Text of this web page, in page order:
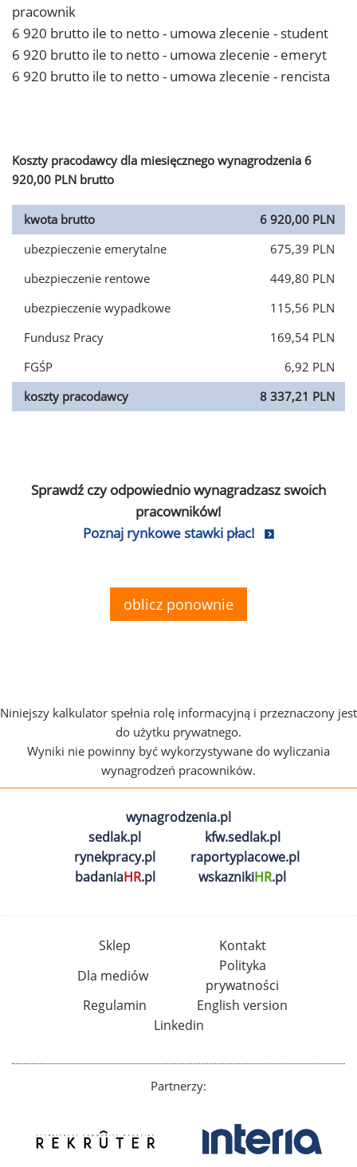
pracownik
6 920 brutto ile to netto - umowa zlecenie - student
6 920 brutto ile to netto - umowa zlecenie - emeryt
6 920 brutto ile to netto - umowa zlecenie - rencista
Koszty pracodawcy dla miesięcznego wynagrodzenia 6
920,00 PLN brutto
kwota brutto
6 920,00 PLN
ubezpieczenie emerytalne
675,39 PLN
ubezpieczenie rentowe
449,80 PLN
ubezpieczenie wypadkowe
115,56 PLN
Fundusz Pracy
169,54 PLN
FGŚP
6,92 PLN
koszty pracodawcy
8 337,21 PLN
Sprawdź czy odpowiednio wynagradzasz swoich
pracowników!
Poznaj rynkowe stawki płac!
oblicz ponownie
Niniejszy kalkulator spełnia rolę informacyjną i przeznaczony jest
do użytku prywatnego.
Wyniki nie powinny być wykorzystywane do wyliczania
wynagrodzeń pracowników.
wynagrodzenia.pl
sedlak.pl
kfw.sedlak.pl
rynekpracy.pl
raportyplacowe.pl
badaniaHR.pl wskaznikiHR.pl
Sklep
Kontakt
Dla mediów
Polityka
prywatności
Regulamin
English version
Linkedin
Partnerzy: